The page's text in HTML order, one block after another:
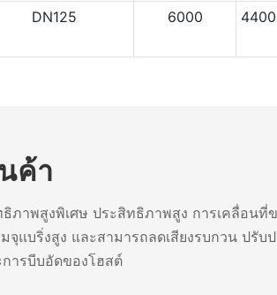
DN125 6000
ค้า
ธิภาพสูงพิเศษ ประสิทธิภาพสูง การเคลื่อน
แบริ่งสูง และสามารถลดเสียงรบกวน ปรับป
ารบีบอัดของโฮสต์